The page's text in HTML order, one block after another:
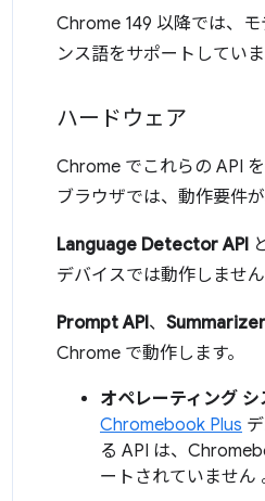
Chrome 149 以降では、
ンス語をサポートしていま
ハードウェア
Chrome でこれらの API
ブラウザでは、動作要件
Language Detector API
デバイスでは動作しません
Prompt API、
Chrome で動作します。
オペレーティング シ
Chromebook Plus
る API は、
ートされていません